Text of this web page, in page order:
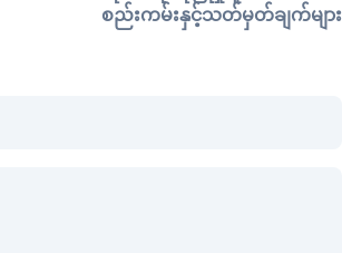
စည်းကမ်းနှင့်သတ်မှတ်ချက်များ